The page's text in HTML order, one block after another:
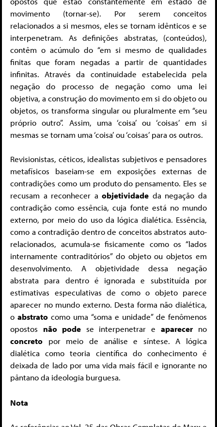
movimento (tornar-se). Por serem conceitos
relacionados a si mesmos, eles se tornam idênticos e se
interpenetram. As definições abstratas, (conteúdos),
contêm o acúmulo do “em si mesmo de qualidades
finitas que foram negadas a partir de quantidades
infinitas. Através da continuidade estabelecida pela
negação do processo de negação como uma lei
objetiva, a construção do movimento em si do objeto ou
objetos, os transforma singular ou pluralmente em “seu
próprio outro”. Assim, uma ‘coisa’ ou ‘coisas’ em si
mesmas se tornam uma ‘coisa’ ou ‘coisas’ para os outros.
Revisionistas, céticos, idealistas subjetivos e pensadores
metafísicos baseiam-se em exposições externas de
contradições como um produto do pensamento. Eles se
recusam a reconhecer aobjetividade da negação da
contradição como essência, cuja fonte está no mundo
externo, por meio do uso da lógica dialética. Essência,
como a contradição dentro de conceitos abstratos auto-
relacionados, acumula-se fisicamente como os “lados
internamente contraditórios” do objeto ou objetos em
desenvolvimento. A objetividade dessa negação
abstrata para dentro é ignorada e substituída por
estimativas especulativas de como o objeto parece
aparecer no mundo externo. Desta forma não dialética,
oabstrato como uma “soma e unidade” de fenômenos
opostos não podese interpenetrar eaparecerno
concreto por meio de análise e síntese. A lógica
dialética como teoria científica do conhecimento é
deixada de lado por uma vida mais fácil e ignorante no
pântano da ideologia burguesa.
Nota